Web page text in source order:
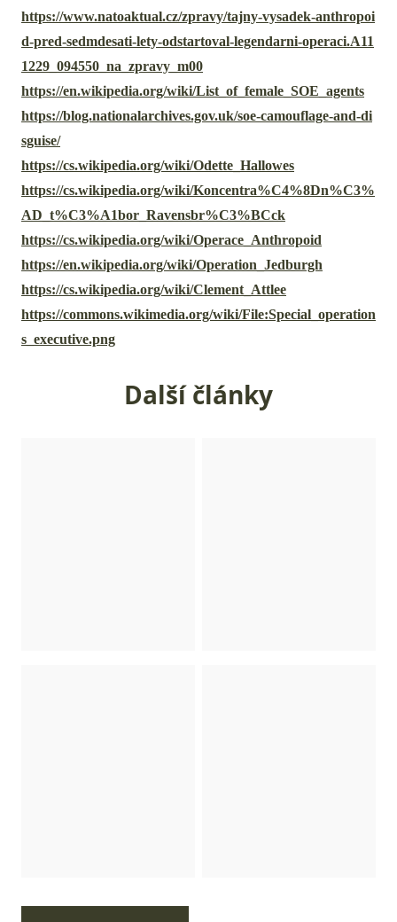
https://www.natoaktual.cz/zpravy/tajny-vysadek-anthropoi
d-pred-sedmdesati-lety-odstartoval-legendarni-operaci.A11
1229_094550_na_zpravy_m00
https://en.wikipedia.org/wiki/List_of_female_SOE_agents
https://blog.nationalarchives.gov.uk/soe-camouflage-and-di
sguise/
https://cs.wikipedia.org/wiki/Odette_Hallowes
https://cs.wikipedia.org/wiki/Koncentra%C4%8Dn%C3%
AD_t%C3%A1bor_Ravensbr%C3%BCck
https://cs.wikipedia.org/wiki/Operace_Anthropoid
https://en.wikipedia.org/wiki/Operation_Jedburgh
https://cs.wikipedia.org/wiki/Clement_Attlee
https://commons.wikimedia.org/wiki/File:Special_operation
s_executive.png
Další články